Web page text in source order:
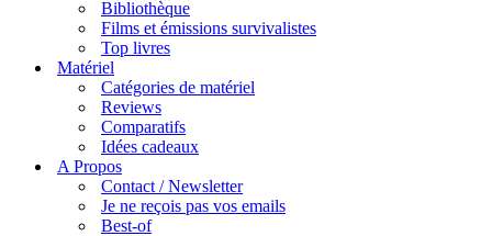
Bibliothèque
Films et émissions survivalistes
Top livres
Matériel
Catégories de matériel
Reviews
Comparatifs
Idées cadeaux
A Propos
Contact / Newsletter
Je ne reçois pas vos emails
Best-of